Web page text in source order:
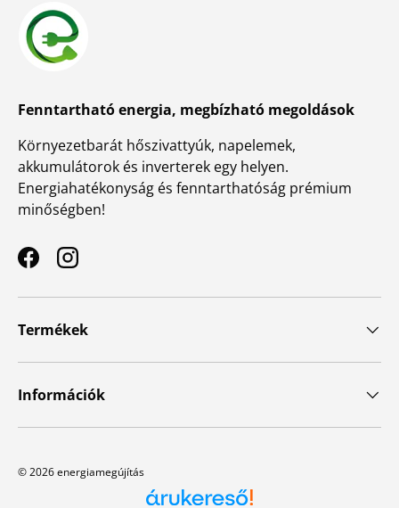
Fenntartható energia, megbízható megoldások
Környezetbarát hőszivattyúk, napelemek,
akkumulátorok és inverterek egy helyen.
Energiahatékonyság és fenntarthatóság prémium
minőségben!
FacebookInstagram
Termékek
Információk
© 2026energiamegújítás